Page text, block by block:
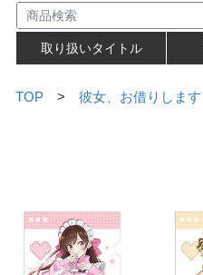
取り扱いタイトル
TOP > 彼女、お借りします